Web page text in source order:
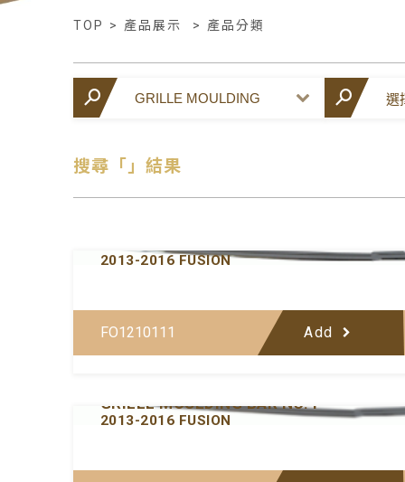
TOP > 產品展示 > 產品分類
搜尋「」結果
2013-2016 FUSION
FO1210111 Add
GRILLE MOULDING BAR NO.4
2013-2016 FUSION